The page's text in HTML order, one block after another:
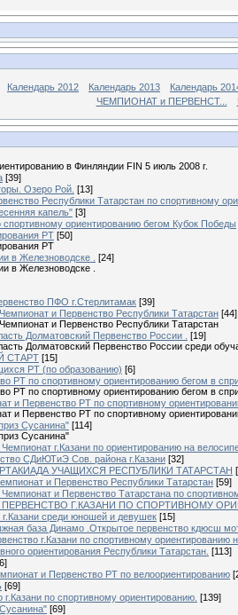
Календарь 2012 Календарь 2013
Календарь
ЧЕМПИОНАТ и ПЕРВЕНСТ...
в Финляндии FIN 5 июль 2008 г.
[39]
Озеро Рой. [13]
Республики Татарстан по спортивному
капель" [3]
спортивному ориентированию бегом Кубок Победы
РТ [50]
РТ
в Железноводске .
[24]
в Железноводске .
ПФО г.Стерлитамак [39]
и Первенство Республики Татарстан [44]
и Первенство Республики Татарстан
Долматовский Первенство России .
[19]
Долматовский Первенство России среди
СТАРТ [15]
РТ (по образованию) [6]
РТ по спортивному ориентированию бегом в
РТ по спортивному ориентированию бегом в
и Первенство РТ по спортивному
и Первенство РТ по спортивному
Сусанина" [114]
Сусанина"
г.Казани по ориентированию на
СДиЮТиЭ Сов. района г.Казани [32]
УЧАЩИХСЯ РЕСПУБЛИКИ ТАТАРСТАН
и Первенство Республики Татарстан [59]
и Первенство Татарстана по
И ПЕРВЕНСТВО Г.КАЗАНИ ПО СПОРТИВНОМУ
г.Казани среди юношей и девушек [15]
база Динамо .Открытое первенство кдюсш
г.Казани по спортивному ориентированию
ориентирования Республики Татарстан. [113]
и Первенство РТ по велоориентированию
[69]
по спортивному ориентированию. [139]
[69]